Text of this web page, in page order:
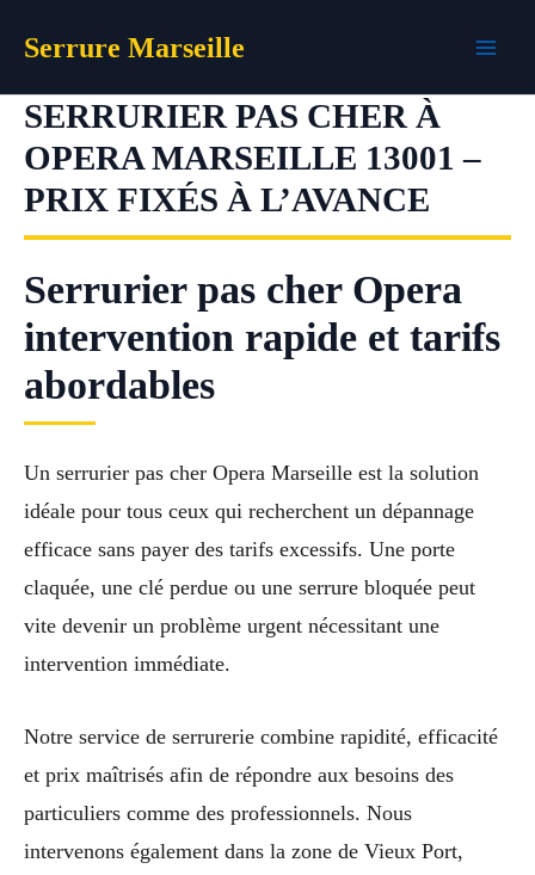
Serrure Marseille
SERRURIER PAS CHER À
OPERA MARSEILLE 13001 –
PRIX FIXÉS À L’AVANCE
Serrurier pas cher Opera
intervention rapide et tarifs
abordables
Un serrurier pas cher Opera Marseille est la solution
idéale pour tous ceux qui recherchent un dépannage
efficace sans payer des tarifs excessifs. Une porte
claquée, une clé perdue ou une serrure bloquée peut
vite devenir un problème urgent nécessitant une
intervention immédiate.
Notre service de serrurerie combine rapidité, efficacité
et prix maîtrisés afin de répondre aux besoins des
particuliers comme des professionnels. Nous
intervenons également dans la zone de Vieux Port,